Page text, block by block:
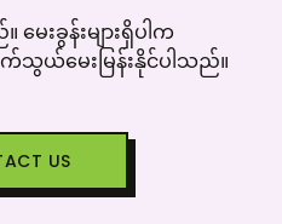
ေးခွန်းများရှိပါက
သွယ်‌မေးမြန်းနိုင်ပါသည်။
US